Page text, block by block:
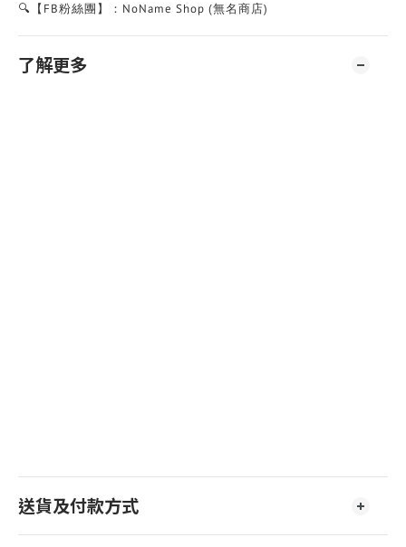
🔍【FB粉絲團】：NoName Shop (無名商店)
了解更多
送貨及付款方式